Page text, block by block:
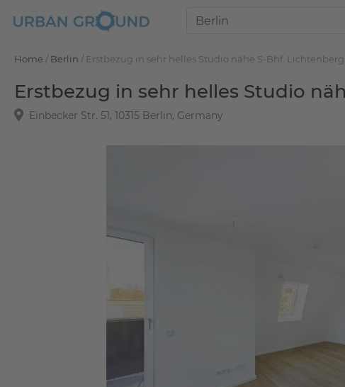
Home / Berlin / Erstbezug in sehr helles Studio nähe S-Bhf. Lichtenberg
Erstbezug in sehr helles Studio
Einbecker Str. 51, 10315 Berlin, Germany